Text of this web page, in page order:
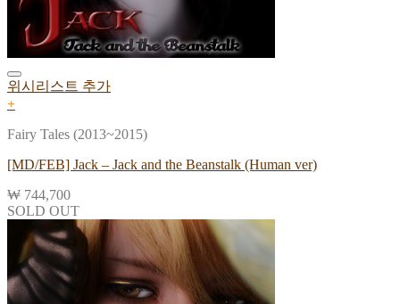
위시리스트 추가
+
Fairy Tales (2013~2015)
[MD/FEB] Jack – Jack and the Beanstalk (Human ver)
₩ 744,700
SOLD OUT